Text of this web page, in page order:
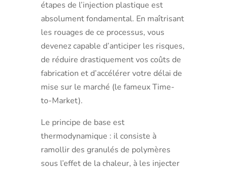
étapes de l’injection plastique est
absolument fondamental. En maîtrisant
les rouages de ce processus, vous
devenez capable d’anticiper les risques,
de réduire drastiquement vos coûts de
fabrication et d’accélérer votre délai de
mise sur le marché (le fameux Time-
to-Market).
Le principe de base est
thermodynamique : il consiste à
ramollir des granulés de polymères
sous l’effet de la chaleur, à les injecter